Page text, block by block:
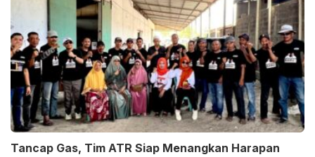
Tancap Gas, Tim ATR Siap Menangkan Harapan